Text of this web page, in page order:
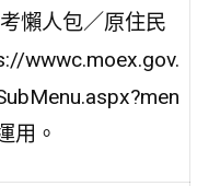
懶人包／原住民
wwwc.moex.gov.
用。